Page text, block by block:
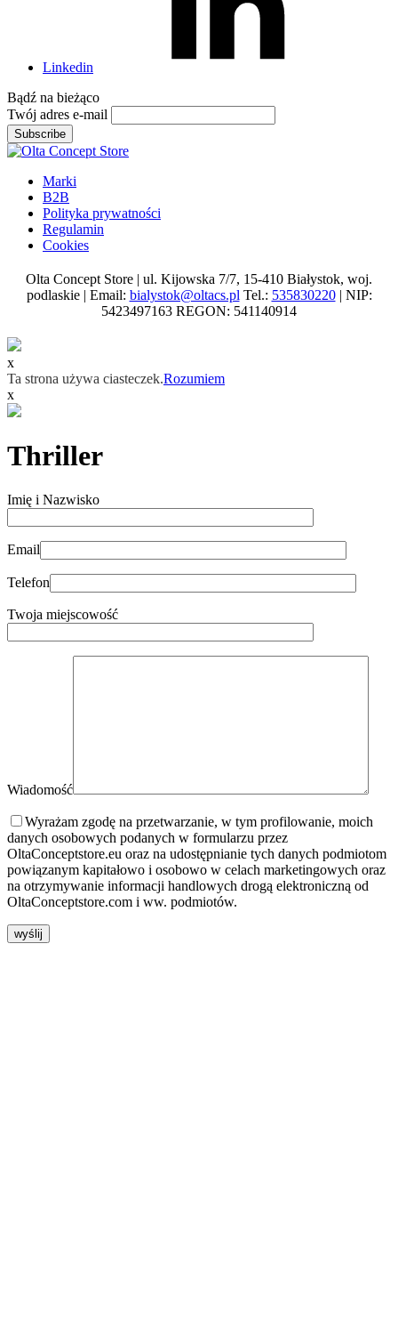
Linkedin
Bądź na bieżąco
Twój adres e-mail
Subscribe
Marki
B2B
Polityka prywatności
Regulamin
Cookies
Olta Concept Store | ul. Kijowska 7/7, 15-410 Białystok, woj.
podlaskie | Email: bialystok@oltacs.pl Tel.: 535830220| NIP:
5423497163 REGON: 541140914
x
Ta strona używa ciasteczek.Rozumiem
x
Thriller
Imię i Nazwisko
Email
Telefon
Twoja miejscowość
Wiadomość
Wyrażam zgodę na przetwarzanie, w tym profilowanie, moich
danych osobowych podanych w formularzu przez
OltaConceptstore.eu oraz na udostępnianie tych danych podmiotom
powiązanym kapitałowo i osobowo w celach marketingowych oraz
na otrzymywanie informacji handlowych drogą elektroniczną od
OltaConceptstore.com i ww. podmiotów.